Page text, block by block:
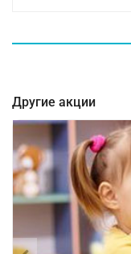
Другие акции